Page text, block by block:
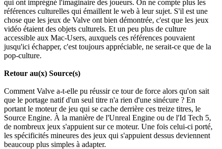
qui ont imprégné l'imaginaire des joueurs. On ne compte plus les
références culturelles qui émaillent le web à leur sujet. S'il est une
chose que les jeux de Valve ont bien démontrée, c'est que les jeux
vidéo étaient des objets culturels. Et un peu plus de culture
accessible aux Mac-Users, auxquels ces références pouvaient
jusqu'ici échapper, c'est toujours appréciable, ne serait-ce que de la
pop-culture.
Retour au(x) Source(s)
Comment Valve a-t-elle pu réussir ce tour de force alors qu'on sait
que le portage natif d'un seul titre n'a rien d'une sinécure ? En
portant le moteur de jeu qui se cache derrière ces treize titres, le
Source Engine. À la manière de l'Unreal Engine ou de l'Id Tech 5,
de nombreux jeux s'appuient sur ce moteur. Une fois celui-ci porté,
les spécificités mineures des jeux qui s'appuient dessus deviennent
beaucoup plus simples à adapter.